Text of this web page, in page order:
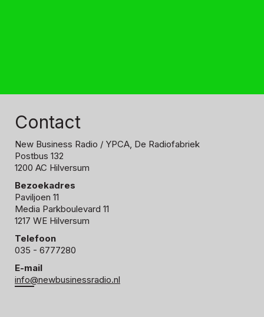
Contact
New Business Radio / YPCA, De Radiofabriek
Postbus 132
1200 AC Hilversum
Bezoekadres
Paviljoen 11
Media Parkboulevard 11
1217 WE Hilversum
Telefoon
035 - 6777280
E-mail
info@newbusinessradio.nl